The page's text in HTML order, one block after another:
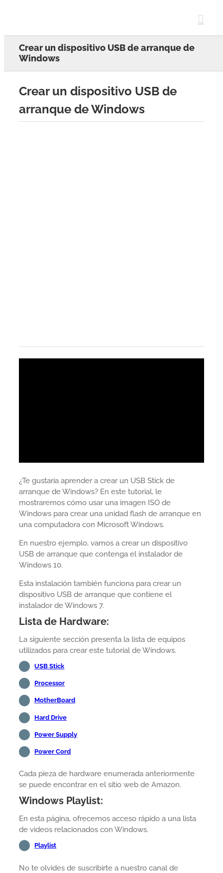
Crear un dispositivo USB de arranque de
Windows
Crear un dispositivo USB de
arranque de Windows
¿Te gustaría aprender a crear un USB Stick de
arranque de Windows? En este tutorial, le
mostraremos cómo usar una imagen ISO de
Windows para crear una unidad flash de arranque en
una computadora con Microsoft Windows.
En nuestro ejemplo, vamos a crear un dispositivo
USB de arranque que contenga el instalador de
Windows 10.
Esta instalación también funciona para crear un
dispositivo USB de arranque que contiene el
instalador de Windows 7.
Lista de Hardware:
La siguiente sección presenta la lista de equipos
utilizados para crear este tutorial de Windows.
USB Stick
Processor
MotherBoard
Hard Drive
Power Supply
Power Cord
Cada pieza de hardware enumerada anteriormente
se puede encontrar en el sitio web de Amazon.
Windows Playlist:
En esta página, ofrecemos acceso rápido a una lista
de videos relacionados con Windows.
Playlist
No te olvides de suscribirte a nuestro canal de